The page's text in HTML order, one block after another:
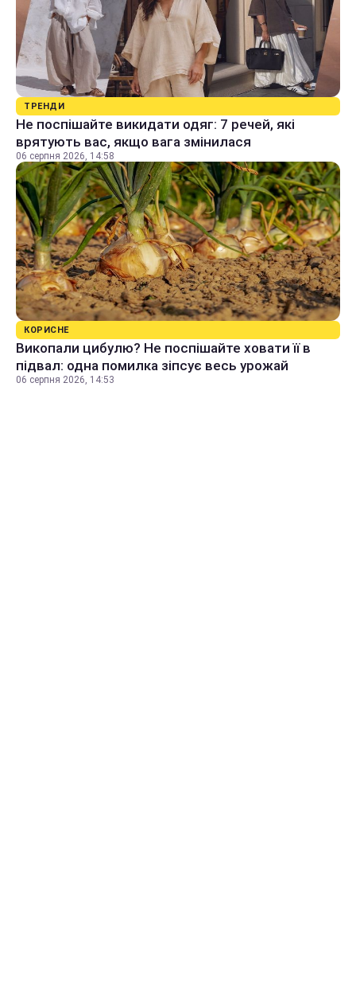
ТРЕНДИ
Не поспішайте викидати одяг: 7 речей, які
врятують вас, якщо вага змінилася
06 серпня 2026, 14:58
КОРИСНЕ
Викопали цибулю? Не поспішайте ховати її в
підвал: одна помилка зіпсує весь урожай
06 серпня 2026, 14:53